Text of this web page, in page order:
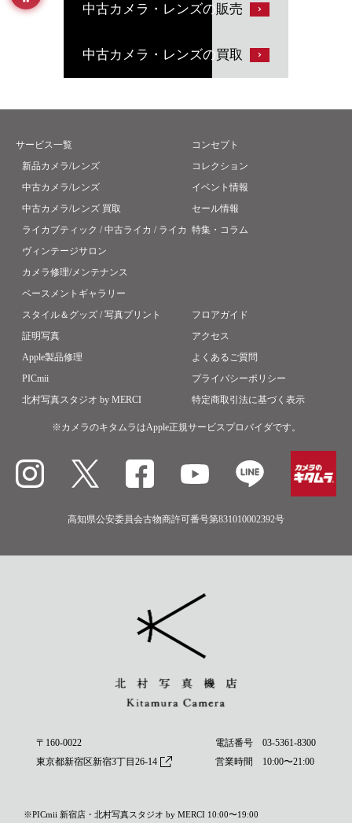
中古カメラ・レンズの販売
中古カメラ・レンズの買取
サービス一覧
新品カメラ/レンズ
中古カメラ/レンズ
中古カメラ/レンズ 買取
ライカブティック / 中古ライカ / ライカ
ヴィンテージサロン
カメラ修理/メンテナンス
ベースメントギャラリー
スタイル＆グッズ / 写真プリント
証明写真
Apple製品修理
PICmii
北村写真スタジオ by MERCI
コンセプト
コレクション
イベント情報
セール情報
特集・コラム
フロアガイド
アクセス
よくあるご質問
プライバシーポリシー
特定商取引法に基づく表示
※カメラのキタムラはApple正規サービスプロバイダです。
高知県公安委員会古物商許可番号第831010002392号
〒160-0022
東京都新宿区新宿3丁目26-14
電話番号 03-5361-8300
営業時間 10:00〜21:00
※PICmii 新宿店・北村写真スタジオ by MERCI 10:00〜19:00